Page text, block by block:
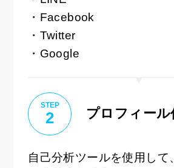
・Facebook
・Twitter
・Google
STEP
2 プロフィール
自己分析ツールを使用して